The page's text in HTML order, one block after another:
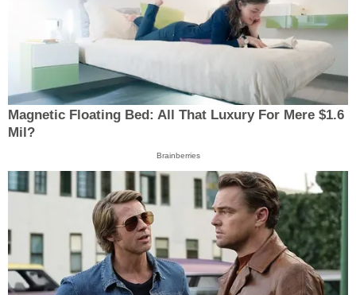
Magnetic Floating Bed: All That Luxury For Mere $1.6
Mil?
Brainberries